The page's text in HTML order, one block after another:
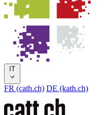
IT
FR (cath.ch) DE (kath.ch)